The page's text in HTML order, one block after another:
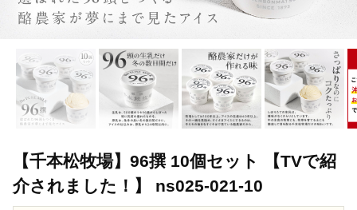
【千本松牧場】96撰 10個セット 【TVで紹
介されました！】 ns025-021-10